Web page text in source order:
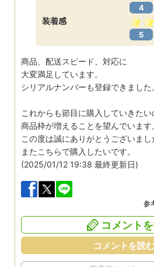
4
装着感
5
商品、配送スピード、対応に
大変満足しています。
シリアルナンバーも登録できました
これからも節目に購入していきたい
商品枠が増えることを望んでいます
この度は誠にありがとうございまし
またこちらで購入したいです。
(2025/01/12 19:38 最終更新日)
参
コメント
コメントを読